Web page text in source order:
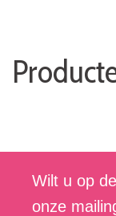
Wilt u op
onze